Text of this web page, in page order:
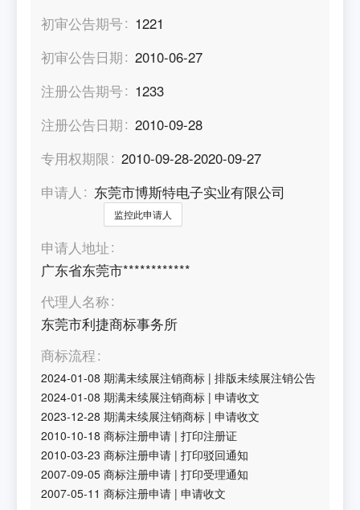
初审公告期号
1221
初审公告日期
2010-06-27
注册公告期号
1233
注册公告日期
2010-09-28
专用权期限
2010-09-28-2020-09-27
申请人
东莞市博斯特电子实业有限公司
监控此申请人
申请人地址
广东省东莞市************
代理人名称
东莞市利捷商标事务所
商标流程
2024-01-08 期满未续展注销商标 |排版未续展注销公告
2024-01-08 期满未续展注销商标 |申请收文
2023-12-28 期满未续展注销商标 |申请收文
2010-10-18 商标注册申请 |打印注册证
2010-03-23 商标注册申请 |打印驳回通知
2007-09-05 商标注册申请 |打印受理通知
2007-05-11 商标注册申请 |申请收文